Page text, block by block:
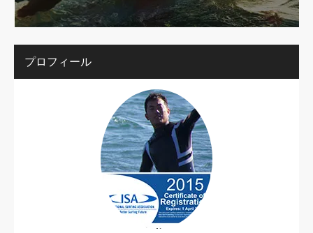
プロフィール